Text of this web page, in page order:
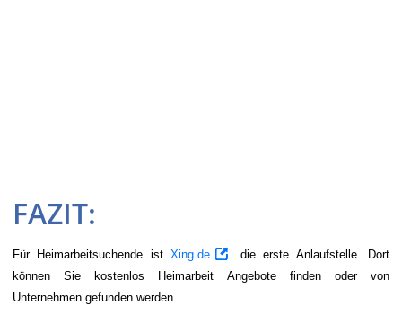
FAZIT:
Für Heimarbeitsuchende istXing.de
die erste Anlaufstelle. Dort
können Sie kostenlos Heimarbeit Angebote finden oder von
Unternehmen gefunden werden.